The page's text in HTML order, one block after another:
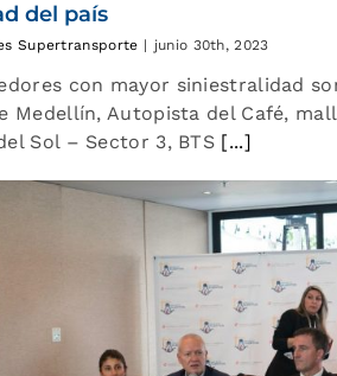
del país
Supertransporte | junio 30th, 2023
con mayor siniestralidad
Medellín, Autopista del Café,
Sol – Sector 3, BTS [...]